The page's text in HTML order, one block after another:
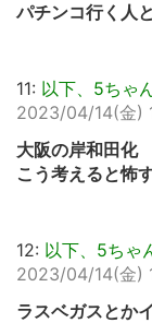
パチンコ行く人
11: 以下、5ちゃ
2023/04/14(金)
大阪の岸和田化
こう考えると怖
12: 以下、5ちゃ
2023/04/14(金)
ラスベガスとか